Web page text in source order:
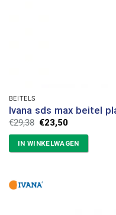
BEITELS
Ivana sds max beitel
€29,38 Oorspronkelijke
was:
€29,38.
€23,50Huidige
is:
€23,50.
IN WINKELWAGEN